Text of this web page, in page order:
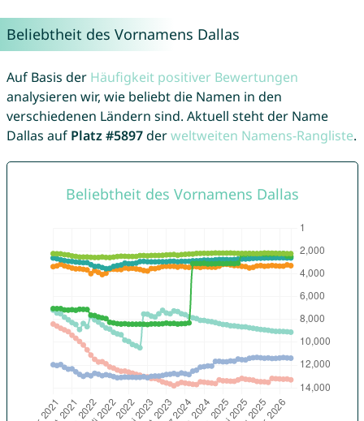
Beliebtheit des Vornamens Dallas
Auf Basis der Häufigkeit positiver Bewertungen
analysieren wir, wie beliebt die Namen in den
verschiedenen Ländern sind. Aktuell steht der Name
Dallas auf Platz #5897derweltweiten Namens-Rangliste.